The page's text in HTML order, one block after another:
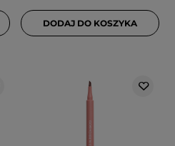
DODAJ DO KOSZYKA